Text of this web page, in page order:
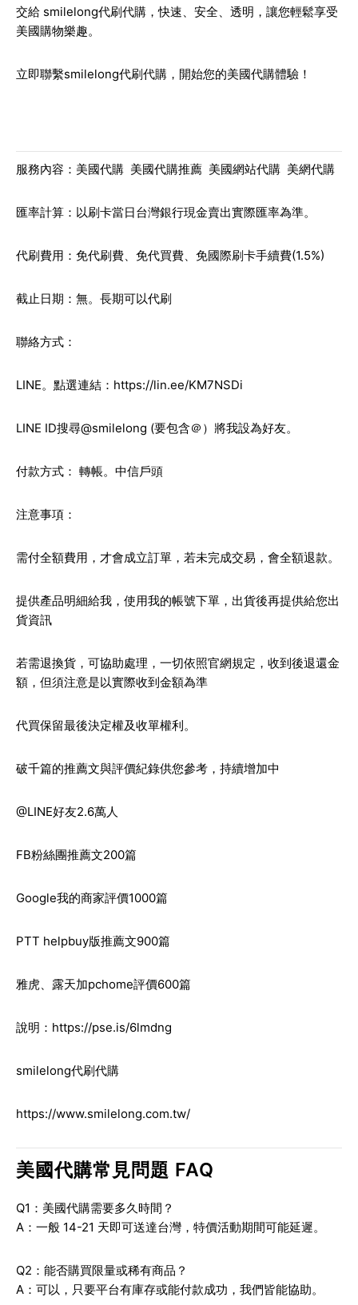
交給 smilelong代刷代購 ，快速、安全、透明，讓您輕鬆享受
美國購物樂趣。
立即聯繫smilelong代刷代購，開始您的美國代購體驗！
服務內容：美國代購 美國代購推薦 美國網站代購 美網代購
匯率計算：以刷卡當日台灣銀行現金賣出實際匯率為準。
代刷費用：免代刷費、免代買費、免國際刷卡手續費(1.5%)
截止日期：無。長期可以代刷
聯絡方式：
LINE。點選連結： https://lin.ee/KM7NSDi
LINE ID搜尋@smilelong (要包含＠）將我設為好友。
付款方式： 轉帳。中信戶頭
注意事項：
需付全額費用，才會成立訂單，若未完成交易，會全額退款。
提供產品明細給我，使用我的帳號下單，出貨後再提供給您出
貨資訊
若需退換貨，可協助處理，一切依照官網規定，收到後退還金
額，但須注意是以實際收到金額為準
代買保留最後決定權及收單權利。
破千篇的推薦文與評價紀錄供您參考，持續增加中
@LINE好友2.6萬人
FB粉絲團推薦文200篇
Google我的商家評價1000篇
PTT helpbuy版推薦文900篇
雅虎、露天加pchome評價600篇
說明： https://pse.is/6lmdng
smilelong代刷代購
https://www.smilelong.com.tw/
美國代購常見問題 FAQ
Q1：美國代購需要多久時間？
A：一般 14-21 天即可送達台灣，特價活動期間可能延遲。
Q2：能否購買限量或稀有商品？
A：可以，只要平台有庫存或能付款成功，我們皆能協助。